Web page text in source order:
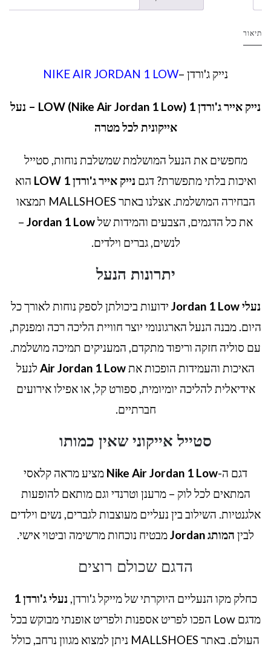
תיאור
נייק ג'ורדן –NIKE AIR JORDAN 1 LOW
נייק אייר ג'ורדן 1 LOW (Nike Air Jordan 1 Low) – נעל
אייקונית לכל מטרה
מחפשים את הנעל המושלמת שמשלבת נוחות, סטייל
ואיכות בלתי מתפשרת? דגם נייק אייר ג'ורדן 1 LOW
הוא
הבחירה המושלמת. אצלנו באתר MALLSHOES תמצאו
את כל הדגמים, הצבעים והמידות שלJordan 1 Low
–
לנשים, גברים וילדים.
יתרונות הנעל
נעלי Jordan 1 Low
ידועות ביכולתן לספק נוחות לאורך כל
היום. מבנה הנעל הארגונומי יוצר חוויית הליכה רכה ומפנקת,
עם סוליה חזקה וריפוד מתקדם, המעניקים תמיכה מושלמת.
האיכות והעמידות הופכות אתAir Jordan 1 Low לנעל
אידיאלית להליכה יומיומית, ספורט קל, או אפילו אירועים
חברתיים.
סטייל אייקוני שאין כמותו
דגם ה-Nike Air Jordan 1 Low מציע מראה קלאסי
המתאים לכל לוק – מרענן וטרנדי וגם מותאם להופעות
אלגנטיות. השילוב בין נעליים מעוצבות לגברים, נשים וילדים
לבין המותג Jordan מבטיח נוכחות מרשימה וביטוי אישי.
הדגם שכולם רוצים
כחלק מקו הנעליים היוקרתי של מייקל ג'ורדן, נעלי ג'ורדן 1
מדגם Low הפכו לפריט אספנות ולפריט אופנתי מבוקש בכל
העולם. באתר MALLSHOES ניתן למצוא מגוון נרחב, כולל